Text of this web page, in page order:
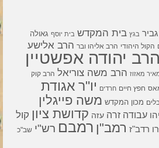
בגץ בית המקדש בית יוסף גאולה
הקול היהודי הרב אליהו ובר הרב אלישע
הרב יהודה אפשטיין
מאזוז הרב משה צוריאל הרב קוק
חפץ חיים חרדים יו"ר אגודת
מכון המקדש משה פייגלין
עבודה זרה עזה קדושת ציון קול
רדב"ז רמב"ן רמבם רש"י שב"כ